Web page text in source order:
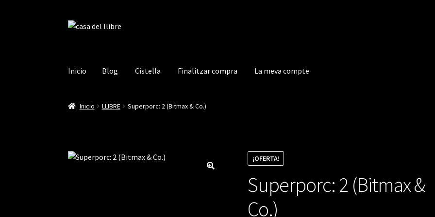
Ir
Ir
Inicio Blog Cistella Finalitzar compra La meva compte
Inicio Blog Cistella Finalitzar compra La meva compte
Inicio LLIBRE Superporc: 2 (Bitmax & Co.)
¡OFERTA!
Superporc: 2 (Bitmax &
Co.)